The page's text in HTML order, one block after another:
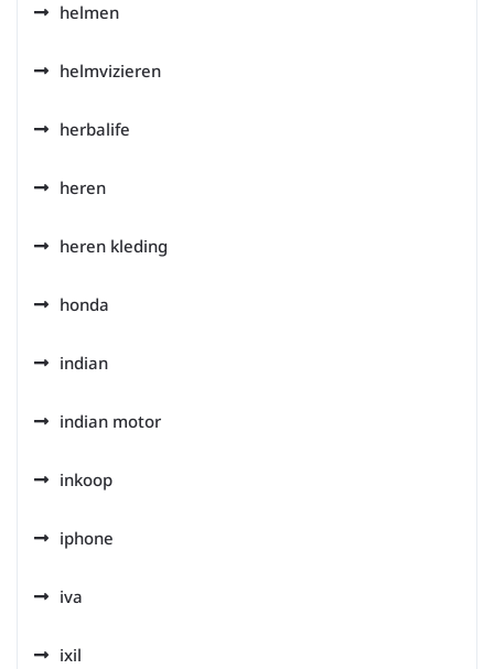
helmen
helmvizieren
herbalife
heren
heren kleding
honda
indian
indian motor
inkoop
iphone
iva
ixil